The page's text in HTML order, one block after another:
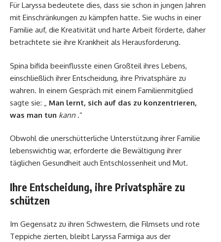
Für Laryssa bedeutete dies, dass sie schon in jungen Jahren
mit Einschränkungen zu kämpfen hatte. Sie wuchs in einer
Familie auf, die Kreativität und harte Arbeit förderte, daher
betrachtete sie ihre Krankheit als Herausforderung.
Spina bifida beeinflusste einen Großteil ihres Lebens,
einschließlich ihrer Entscheidung, ihre Privatsphäre zu
wahren. In einem Gespräch mit einem Familienmitglied
sagte sie: „ Man lernt, sich auf das zu konzentrieren,
was man tun kann .“
Obwohl die unerschütterliche Unterstützung ihrer Familie
lebenswichtig war, erforderte die Bewältigung ihrer
täglichen Gesundheit auch Entschlossenheit und Mut.
Ihre Entscheidung, ihre Privatsphäre zu
schützen
Im Gegensatz zu ihren Schwestern, die Filmsets und rote
Teppiche zierten, bleibt Laryssa Farmiga aus der